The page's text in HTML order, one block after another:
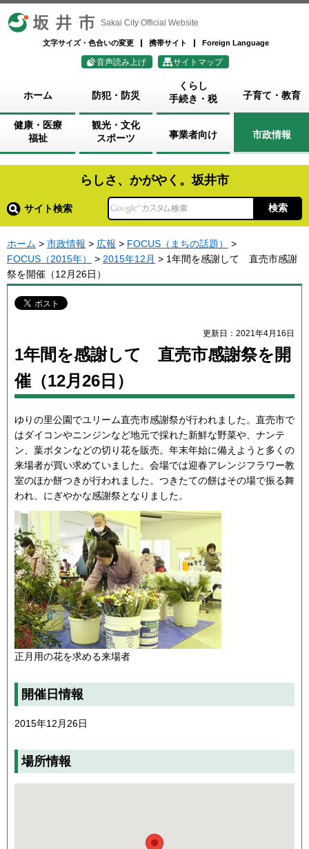
坂井市 Sakai City Official Website
文字サイズ・色合いの変更 携帯サイト Foreign Language
音声読み上げ サイトマップ
ホーム 防犯・防災
くらし
手続き・税
子育て・教育
健康・医療
福祉
観光・文化
スポーツ
事業者向け 市政情報
らしさ、かがやく。坂井市
サイト検索
ホーム > 市政情報 > 広報 > FOCUS（まちの話題）
>
FOCUS（2015年）
> 2015年12月 > 1年間を感謝して 直売市感謝
祭を開催（12月26日）
更新日：2021年4月16日
1年間を感謝して 直売市感謝祭を開
催（12月26日）
ゆりの里公園でユリーム直売市感謝祭が行われました。直売市で
はダイコンやニンジンなど地元で採れた新鮮な野菜や、ナンテ
ン、葉ボタンなどの切り花を販売。年末年始に備えようと多くの
来場者が買い求めていました。会場では迎春アレンジフラワー教
室のほか餅つきが行われました。つきたての餅はその場で振る舞
われ、にぎやかな感謝祭となりました。
正月用の花を求める来場者
開催日情報
2015年12月26日
場所情報